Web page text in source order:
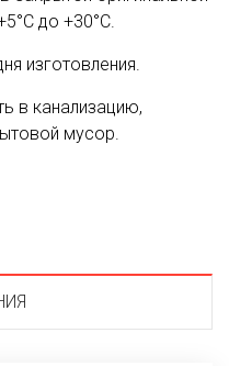
до +30°С.
изготовления.
в канализацию,
мусор.